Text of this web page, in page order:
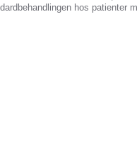
hos patienter